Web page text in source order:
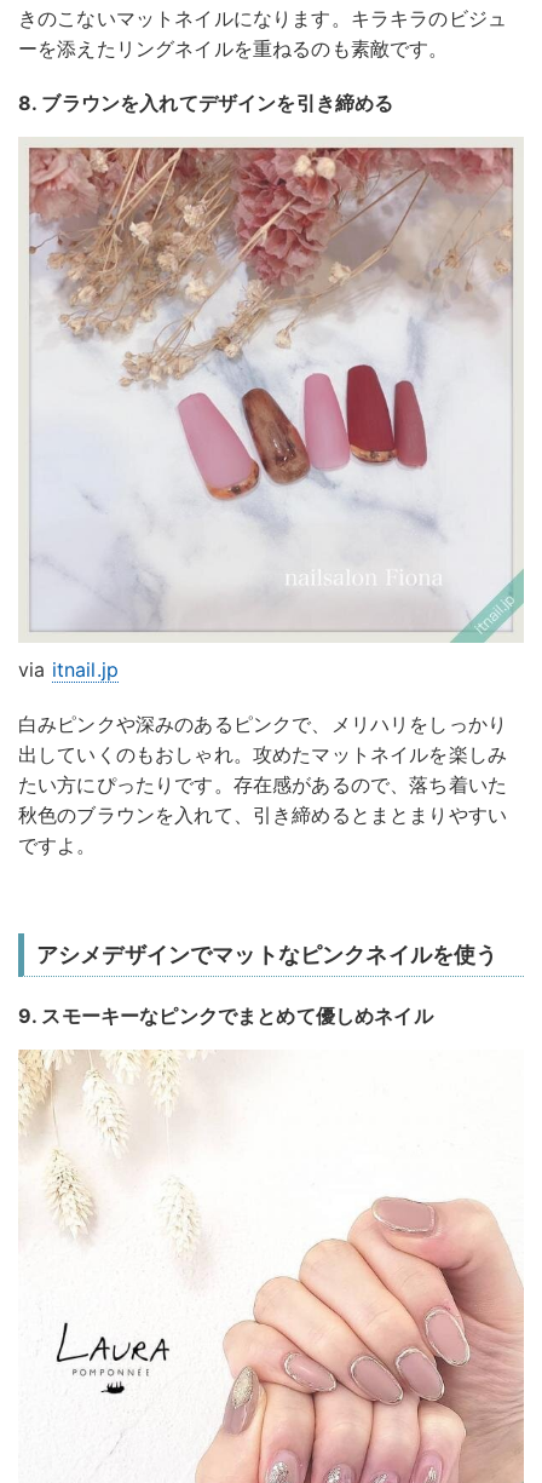
きのこないマットネイルになります。キラキラのビジュ
ーを添えたリングネイルを重ねるのも素敵です。
8. ブラウンを入れてデザインを引き締める
via itnail.jp
白みピンクや深みのあるピンクで、メリハリをしっかり
出していくのもおしゃれ。攻めたマットネイルを楽しみ
たい方にぴったりです。存在感があるので、落ち着いた
秋色のブラウンを入れて、引き締めるとまとまりやすい
ですよ。
アシメデザインでマットなピンクネイルを使う
9. スモーキーなピンクでまとめて優しめネイル